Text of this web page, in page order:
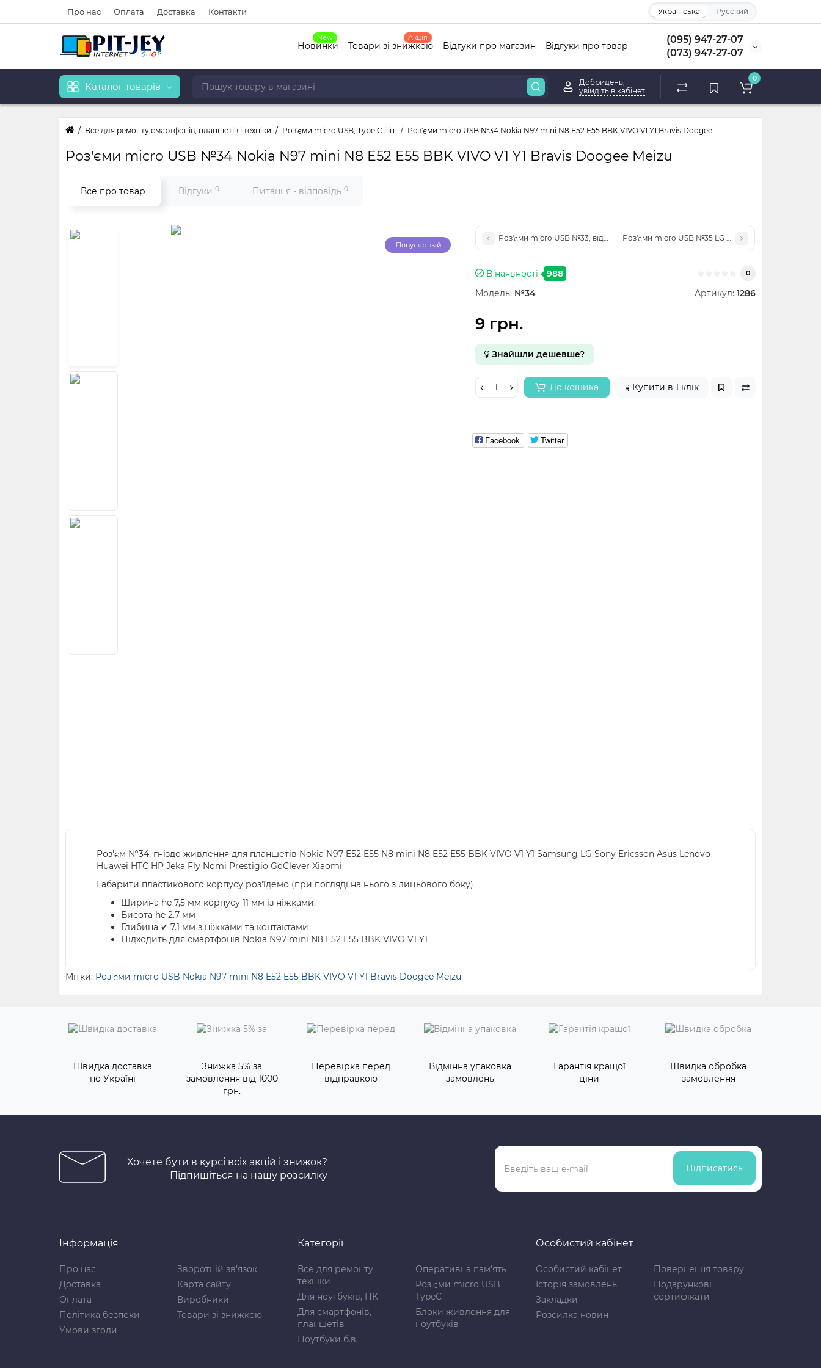
Про нас Оплата Доставка Контакти Українська Русский
(095) 947-27-07
(073) 947-27-07
New
Новинки
Акція
Товари зі знижкою Відгуки про магазин Відгуки про товар
Каталог товарів
Добридень,
увійдіть в кабінет
0
Все для ремонту смартфонів, планшетів і техніки Роз'єми micro USB, Type C і ін. Роз'єми micro USB №34 Nokia N97 mini N8 E52 E55 BBK VIVO V1 Y1 Bravis Doogee
Роз'єми micro USB №34 Nokia N97 mini N8 E52 E55 BBK VIVO V1 Y1 Bravis Doogee Meizu
Все про товар Відгуки 0 Питання - відповідь 0
Популярный
Роз'єми micro USB №33, відстань між ніжками 4,85 на 5,5мм
Роз'єми micro USB №35 LG K9 G9 X210 LM-X210EM
В наявності 988 0
Модель: №34 Артикул: 1286
9 грн.
Знайшли дешевше?
До кошика Купити в 1 клік
Facebook Twitter
Роз'єм №34, гніздо живлення для планшетів Nokia N97 E52 E55 N8 mini N8 E52 E55 BBK VIVO V1 Y1 Samsung LG Sony Ericsson Asus Lenovo
Huawei HTC HP Jeka Fly Nomi Prestigio GoClever Xiaomi
Габарити пластикового корпусу роз'їдемо (при погляді на нього з лицьового боку)
Ширина he 7,5 мм корпусу 11 мм із ніжками.
Висота he 2.7 мм
Глибина ✔ 7.1 мм з ніжками та контактами
Підходить для смартфонів Nokia N97 mini N8 E52 E55 BBK VIVO V1 Y1
Мітки: Роз'єми micro USB Nokia N97 mini N8 E52 E55 BBK VIVO V1 Y1 Bravis Doogee Meizu
Швидка доставка
по Україні
Знижка 5% за
замовлення від 1000
грн.
Перевірка перед
відправкою
Відмінна упаковка
замовлень
Гарантія кращої
ціни
Швидка обробка
замовлення
Хочете бути в курсі всіх акцій і знижок?
Підпишіться на нашу розсилку
Підписатись
Інформація
Про нас
Доставка
Оплата
Політика безпеки
Умови згоди
Зворотній зв’язок
Карта сайту
Виробники
Товари зі знижкою
Категорії
Все для ремонту
техніки
Для ноутбуків, ПК
Для смартфонів,
планшетів
Ноутбуки б.в.
Оперативна пам'ять
Роз'єми micro USB
TypeC
Блоки живлення для
ноутбуків
Особистий кабінет
Особистий кабінет
Історія замовлень
Закладки
Розсилка новин
Повернення товару
Подарункові
сертифікати